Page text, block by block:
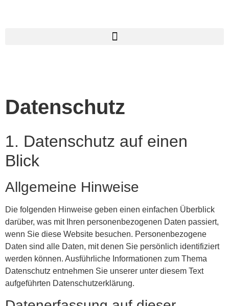
Datenschutz
1. Datenschutz auf einen
Blick
Allgemeine Hinweise
Die folgenden Hinweise geben einen einfachen Überblick
darüber, was mit Ihren personenbezogenen Daten passiert,
wenn Sie diese Website besuchen. Personenbezogene
Daten sind alle Daten, mit denen Sie persönlich identifiziert
werden können. Ausführliche Informationen zum Thema
Datenschutz entnehmen Sie unserer unter diesem Text
aufgeführten Datenschutzerklärung.